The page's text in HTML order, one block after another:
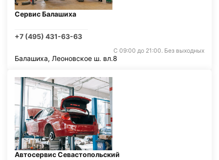
Сервис Балашиха
+7 (495) 431-63-63
С 09:00 до 21:00. Без выходных
Балашиха, Леоновское ш. вл.8
Автосервис Севастопольский